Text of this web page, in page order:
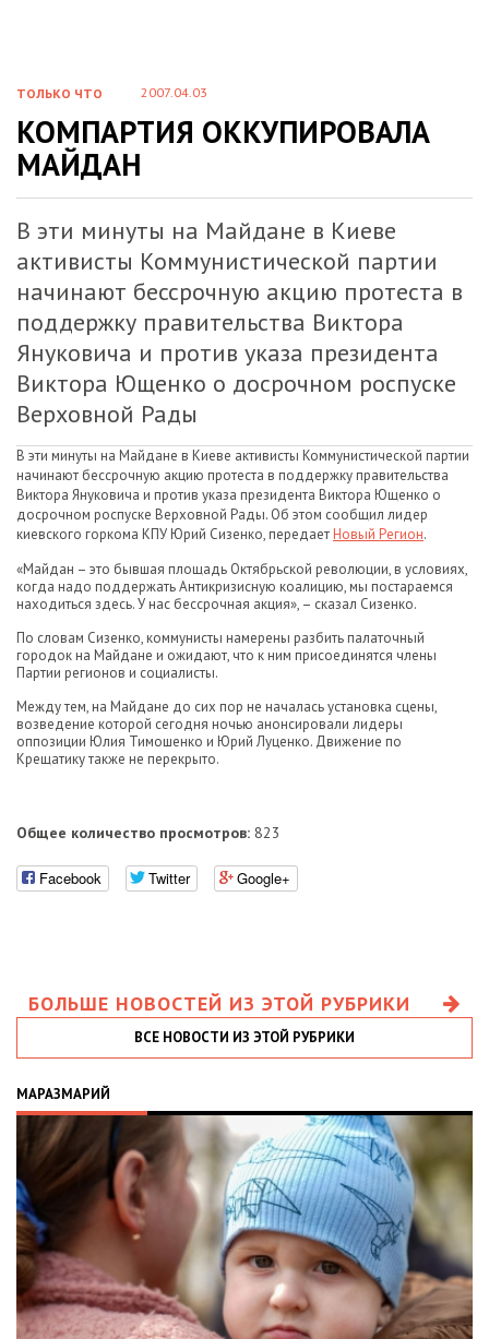
ТОЛЬКО ЧТО 2007.04.03
КОМПАРТИЯ ОККУПИРОВАЛА
МАЙДАН
В эти минуты на Майдане в Киеве
активисты Коммунистической партии
начинают бессрочную акцию протеста в
поддержку правительства Виктора
Януковича и против указа президента
Виктора Ющенко о досрочном роспуске
Верховной Рады
В эти минуты на Майдане в Киеве активисты Коммунистической партии
начинают бессрочную акцию протеста в поддержку правительства
Виктора Януковича и против указа президента Виктора Ющенко о
досрочном роспуске Верховной Рады. Об этом сообщил лидер
киевского горкома КПУ Юрий Сизенко, передаетНовый Регион.
«Майдан – это бывшая площадь Октябрьской революции, в условиях,
когда надо поддержать Антикризисную коалицию, мы постараемся
находиться здесь. У нас бессрочная акция», – сказал Сизенко.
По словам Сизенко, коммунисты намерены разбить палаточный
городок на Майдане и ожидают, что к ним присоединятся члены
Партии регионов и социалисты.
Между тем, на Майдане до сих пор не началась установка сцены,
возведение которой сегодня ночью анонсировали лидеры
оппозиции Юлия Тимошенко и Юрий Луценко. Движение по
Крещатику также не перекрыто.
Общее количество просмотров: 823
Facebook Twitter Google+
БОЛЬШЕ НОВОСТЕЙ ИЗ ЭТОЙ РУБРИКИ
ВСЕ НОВОСТИ ИЗ ЭТОЙ РУБРИКИ
МАРАЗМАРИЙ